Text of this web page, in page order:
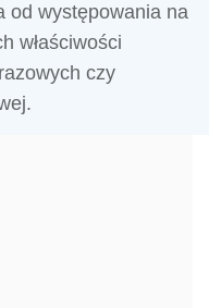
od występowania na
właściwości
czy